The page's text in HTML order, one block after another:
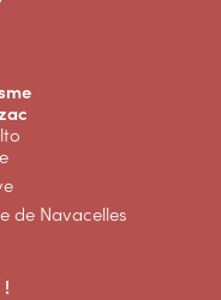
de Navacelles